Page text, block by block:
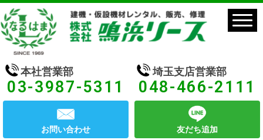
本社営業部
03-3987-5311
埼玉支店営業部
048-466-2111
お問い合わせ 友だち追加